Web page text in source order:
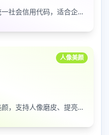
通过企业完整名称批量查询统一社会信用代码，适合企业资料整理、名单核验和工商信息匹配
人像美颜
上传自拍照或头像照后一键美颜，支持人像磨皮、提亮和美颜强度调节，适合人物照片快速优化